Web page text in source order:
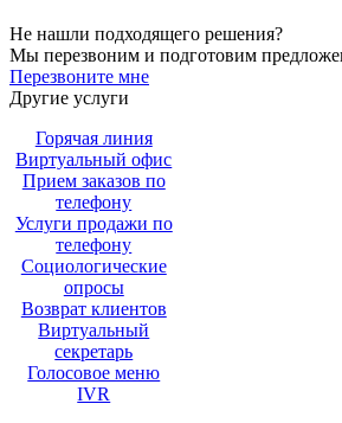
Не нашли подходящего решения?
Мы перезвоним и подготовим
Перезвоните мне
Другие услуги
Горячая линия
Виртуальный офис
Прием заказов по
телефону
Услуги продажи по
телефону
Социологические
опросы
Возврат клиентов
Виртуальный
секретарь
Голосовое меню
IVR